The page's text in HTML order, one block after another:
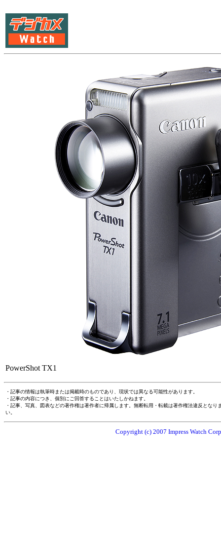
PowerShot TX1
・記事の情報は執筆時または掲載時のものであり、現状では異なる可能性があります。
・記事の内容につき、個別にご回答することはいたしかねます。
・記事、写真、図表などの著作権は著作者に帰属します。無断転用・転載は著作権法違反とな
い。
Copyright (c) 2007 Impress Watch